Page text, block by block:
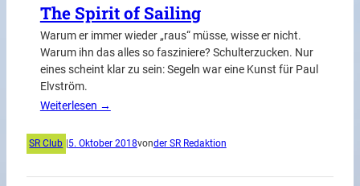
The Spirit of Sailing
Warum er immer wieder „raus“ müsse, wisse er nicht.
Warum ihn das alles so fasziniere? Schulterzucken. Nur
eines scheint klar zu sein: Segeln war eine Kunst für Paul
Elvström.
Weiterlesen →
SR Club 5. Oktober 2018vonder SR Redaktion